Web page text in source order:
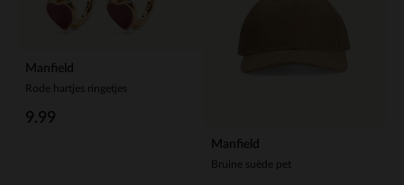
Manfield
Rode hartjes ringetjes
9.99
Manfield
Bruine suède pet